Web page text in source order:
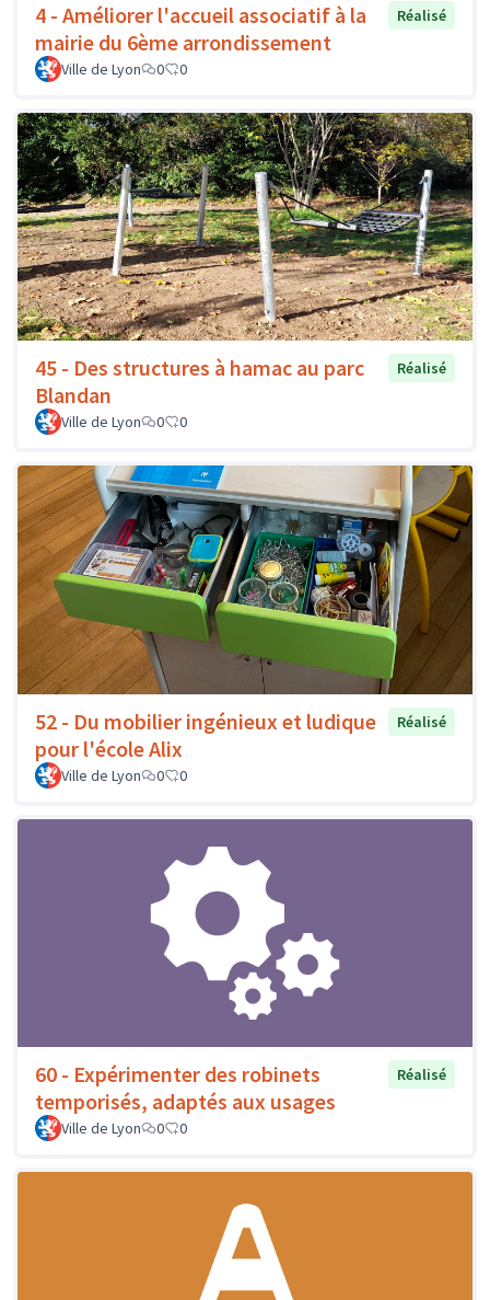
4 - Améliorer l'accueil associatif à la
mairie du 6ème arrondissement
Réalisé
Ville de Lyon 0 0
45 - Des structures à hamac au parc
Blandan
Réalisé
Ville de Lyon 0 0
52 - Du mobilier ingénieux et ludique
pour l'école Alix
Réalisé
Ville de Lyon 0 0
60 - Expérimenter des robinets
temporisés, adaptés aux usages
Réalisé
Ville de Lyon 0 0